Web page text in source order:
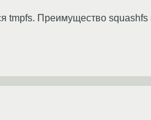
tmpfs. Преимущество